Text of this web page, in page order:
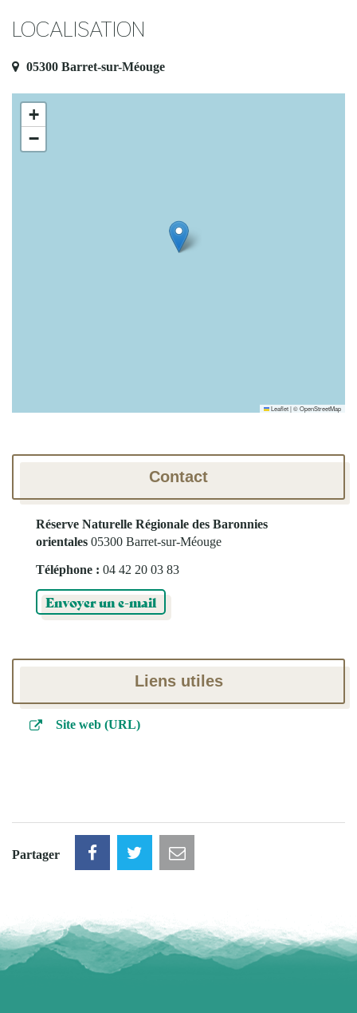
LOCALISATION
05300 Barret-sur-Méouge
+
−
Leaflet|©OpenStreetMap
Contact
Réserve Naturelle Régionale des Baronnies
orientales 05300 Barret-sur-Méouge
Téléphone : 04 42 20 03 83
Envoyer un e-mail
Liens utiles
Site web (URL)
Partager